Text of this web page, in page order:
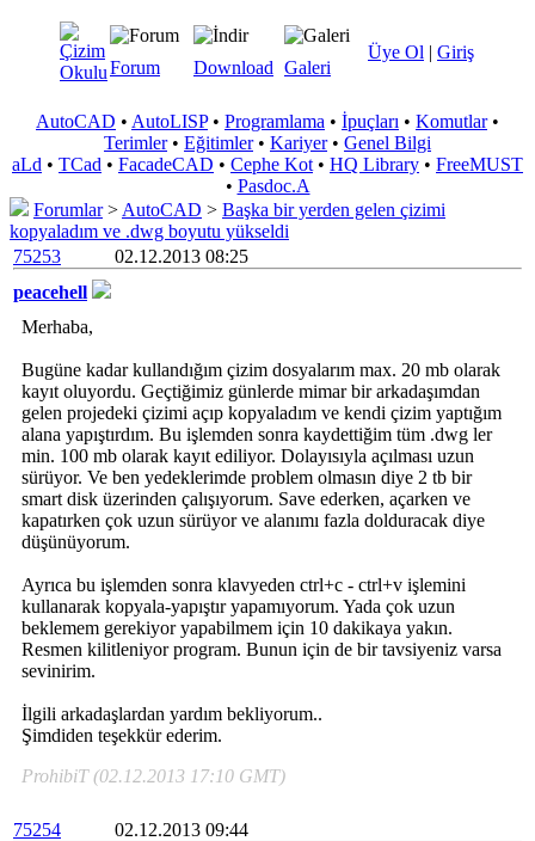
Üye Ol | Giriş
Forum Download Galeri
AutoCAD • AutoLISP• Programlama • İpuçları • Komutlar•
Terimler• Eğitimler• Kariyer• Genel Bilgi
aLd • TCad • FacadeCAD • Cephe Kot • HQ Library • FreeMUST
• Pasdoc.A
Forumlar> AutoCAD > Başka bir yerden gelen çizimi
kopyaladım ve .dwg boyutu yükseldi
75253
02.12.2013 08:25
peacehell
Merhaba,
Bugüne kadar kullandığım çizim dosyalarım max. 20 mb olarak
kayıt oluyordu. Geçtiğimiz günlerde mimar bir arkadaşımdan
gelen projedeki çizimi açıp kopyaladım ve kendi çizim yaptığım
alana yapıştırdım. Bu işlemden sonra kaydettiğim tüm .dwg ler
min. 100 mb olarak kayıt ediliyor. Dolayısıyla açılması uzun
sürüyor. Ve ben yedeklerimde problem olmasın diye 2 tb bir
smart disk üzerinden çalışıyorum. Save ederken, açarken ve
kapatırken çok uzun sürüyor ve alanımı fazla dolduracak diye
düşünüyorum.
Ayrıca bu işlemden sonra klavyeden ctrl+c - ctrl+v işlemini
kullanarak kopyala-yapıştır yapamıyorum. Yada çok uzun
beklemem gerekiyor yapabilmem için 10 dakikaya yakın.
Resmen kilitleniyor program. Bunun için de bir tavsiyeniz varsa
sevinirim.
İlgili arkadaşlardan yardım bekliyorum..
Şimdiden teşekkür ederim.
ProhibiT (02.12.2013 17:10 GMT)
75254
02.12.2013 09:44